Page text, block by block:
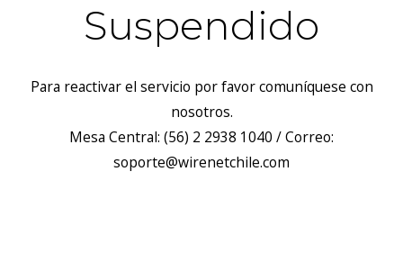
Suspendido
Para reactivar el servicio por favor comuníquese con
nosotros.
Mesa Central: (56) 2 2938 1040 / Correo:
soporte@wirenetchile.com